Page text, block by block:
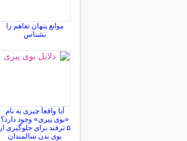
موانع پنهان تفاهم را
بشناس
آیا واقعاً چیزی به نام
«بوی پیری» وجود دارد؟
۵ ترفند برای جلوگیری از
بوی بدن سالمندان